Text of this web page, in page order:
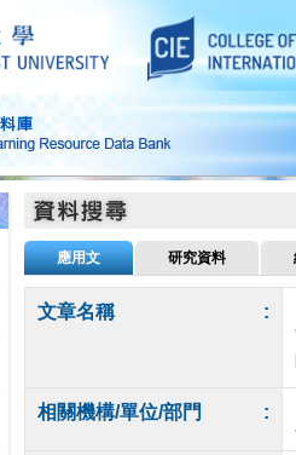
應用文 研究資料
文章名稱 :
相關機構/單位/部門 :